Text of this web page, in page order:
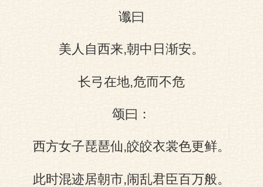
谶曰
美人自西来,朝中日渐安。
长弓在地,危而不危
颂曰：
西方女子琵琶仙,皎皎衣裳色更鲜。
此时混迹居朝市,闹乱君臣百万般。